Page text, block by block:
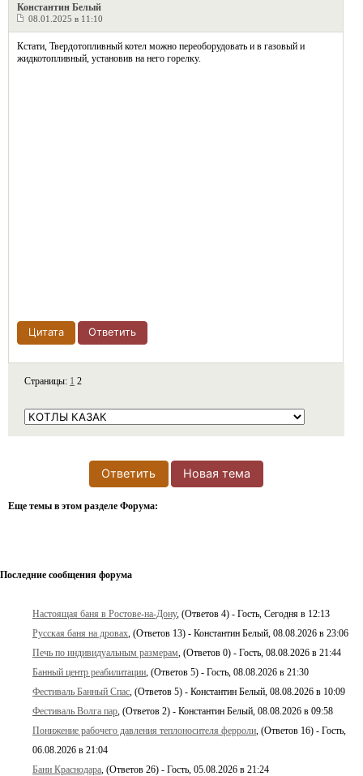
Константин Белый
08.01.2025 в 11:10
Кстати, Твердотопливный котел можно переоборудовать и в газовый и
жидкотопливный, установив на него горелку.
Цитата Ответить
Страницы: 1 2
Ответить Новая тема
Еще темы в этом разделе Форума:
Последние сообщения форума
Настоящая баня в Ростове-на-Дону, (Ответов 4) - Гость, Сегодня в 12:13
Русская баня на дровах , (Ответов 13) - Константин Белый, 08.08.2026 в 23:06
Печь по индивидуальным размерам , (Ответов 0) - Гость, 08.08.2026 в 21:44
Банный центр реабилитации , (Ответов 5) - Гость, 08.08.2026 в 21:30
Фестиваль Банный Спас , (Ответов 5) - Константин Белый, 08.08.2026 в 10:09
Фестиваль Волга пар , (Ответов 2) - Константин Белый, 08.08.2026 в 09:58
Понижение рабочего давления теплоносителя ферроли , (Ответов 16) - Гость,
06.08.2026 в 21:04
Бани Краснодара , (Ответов 26) - Гость, 05.08.2026 в 21:24